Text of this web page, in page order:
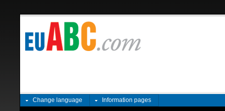
Change language Information pages